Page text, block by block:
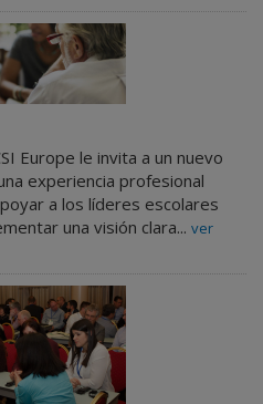
Europe le invita a un nuevo
experiencia profesional
a los líderes escolares
una visión clara... ver